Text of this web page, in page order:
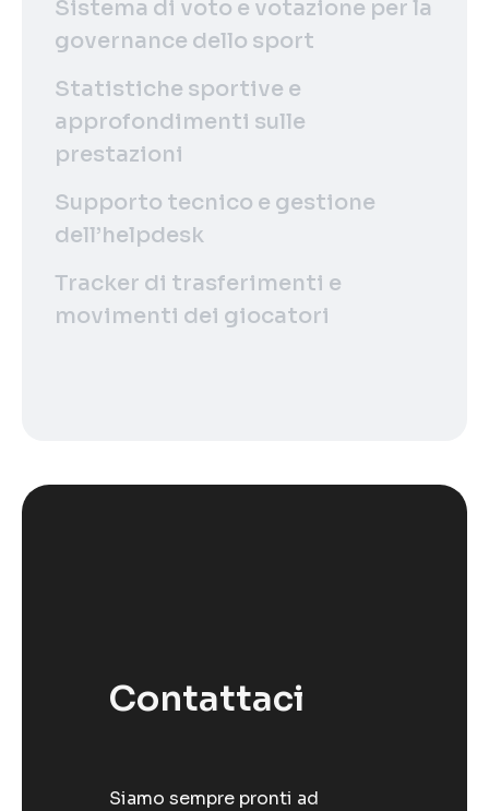
Sistema di voto e votazione per la
governance dello sport
Statistiche sportive e
approfondimenti sulle
prestazioni
Supporto tecnico e gestione
dell’helpdesk
Tracker di trasferimenti e
movimenti dei giocatori
Contattaci
Siamo sempre pronti ad